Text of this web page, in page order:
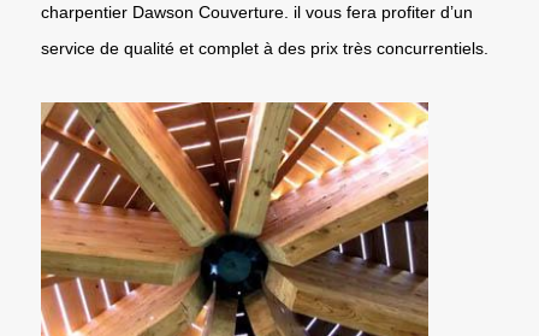
charpentier Dawson Couverture. il vous fera profiter d’un
service de qualité et complet à des prix très concurrentiels.